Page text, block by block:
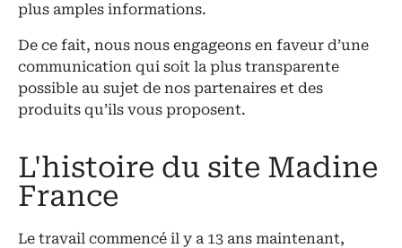
plus amples informations.
De ce fait, nous nous engageons en faveur d’une
communication qui soit la plus transparente
possible au sujet de nos partenaires et des
produits qu’ils vous proposent.
L'histoire du site Madine
France
Le travail commencé il y a 13 ans maintenant,